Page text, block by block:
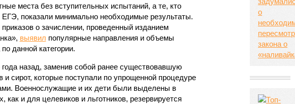
места без вступительных испытаний, а те, кто
ЕГЭ, показали минимально необходимые результаты.
о зачислении, проведенный изданием
выявил популярные направления и объемы
данной категории.
назад, заменив собой ранее существовавшую
сирот, которые поступали по упрощенной процедуре
Военнослужащие и их дети были выделены в
как и для целевиков и льготников, резервируется